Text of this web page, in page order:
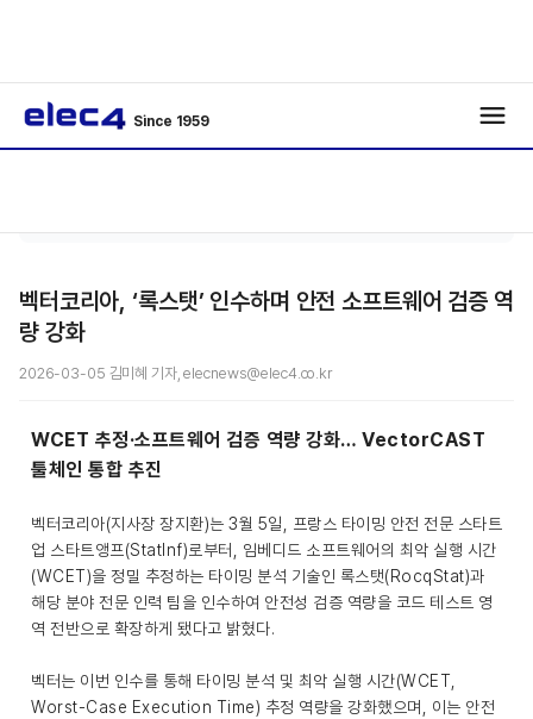
Since 1959
벡터코리아, ‘록스탯’ 인수하며 안전 소프트웨어 검증 역
량 강화
2026-03-05 김미혜 기자, elecnews@elec4.co.kr
WCET 추정·소프트웨어 검증 역량 강화… VectorCAST
툴체인 통합 추진
벡터코리아(지사장 장지환)는 3월 5일, 프랑스 타이밍 안전 전문 스타트
업 스타트앵프(StatInf)로부터, 임베디드 소프트웨어의 최악 실행 시간
(WCET)을 정밀 추정하는 타이밍 분석 기술인 록스탯(RocqStat)과
해당 분야 전문 인력 팀을 인수하여 안전성 검증 역량을 코드 테스트 영
역 전반으로 확장하게 됐다고 밝혔다.
벡터는 이번 인수를 통해 타이밍 분석 및 최악 실행 시간(WCET,
Worst-Case Execution Time) 추정 역량을 강화했으며, 이는 안전